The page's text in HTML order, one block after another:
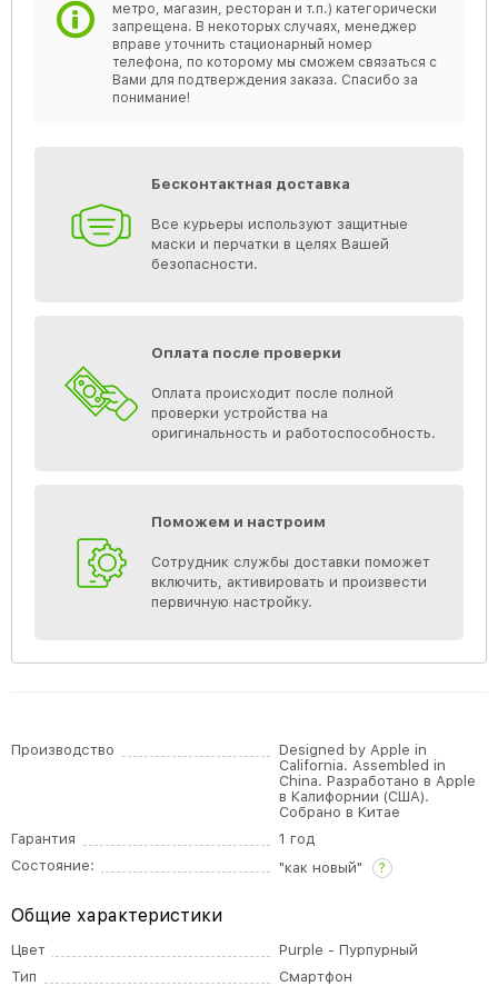
метро, магазин, ресторан и т.п.) категорически
запрещена. В некоторых случаях, менеджер
вправе уточнить стационарный номер
телефона, по которому мы сможем связаться с
Вами для подтверждения заказа. Спасибо за
понимание!
Бесконтактная доставка
Все курьеры используют защитные
маски и перчатки в целях Вашей
безопасности.
Оплата после проверки
Оплата происходит после полной
проверки устройства на
оригинальность и работоспособность.
Поможем и настроим
Сотрудник службы доставки поможет
включить, активировать и произвести
первичную настройку.
Производство
Designed by Apple in
California. Assembled in
China. Разработано в Apple
в Калифорнии (США).
Собрано в Китае
Гарантия
1 год
Состояние:
"как новый" ?
Общие характеристики
Цвет
Purple - Пурпурный
Тип
Смартфон